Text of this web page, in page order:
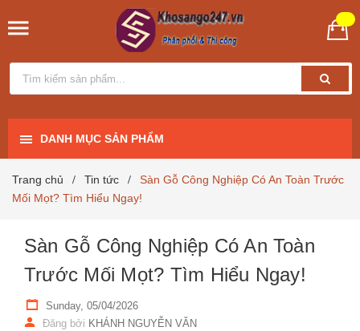
DANH MỤC SẢN PHẨM
Trang chủ / Tin tức /
Sàn Gỗ Công Nghiệp Có An Toàn Trước
Mối Mọt? Tìm Hiểu Ngay!
Sàn Gỗ Công Nghiệp Có An Toàn
Trước Mối Mọt? Tìm Hiểu Ngay!
Sunday, 05/04/2026
Đăng bởi KHÁNH NGUYỄN VĂN